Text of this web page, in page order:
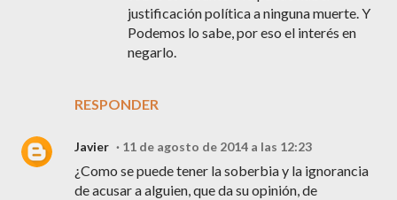
RESPONDER
justificación política a ninguna muerte. Y
Podemos lo sabe, por eso el interés en
negarlo.
Javier 11 de agosto de 2014 a las 12:23
¿Como se puede tener la soberbia y la ignorancia
de acusar a alguien, que da su opinión, de